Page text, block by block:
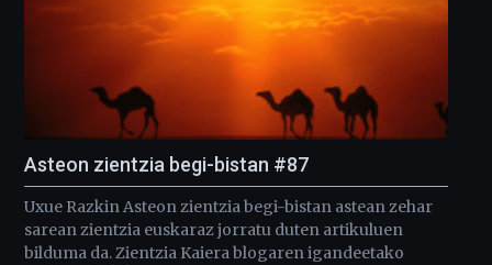
Asteon zientzia begi-bistan #87
Uxue Razkin Asteon zientzia begi-bistan astean zehar
sarean zientzia euskaraz jorratu duten artikuluen
bilduma da. Zientzia Kaiera blogaren igandeetako